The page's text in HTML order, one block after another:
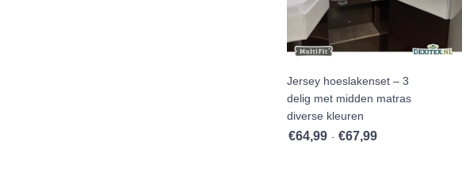
Jersey hoeslakenset – 3
delig met midden matras
diverse kleuren
€64,99 - €67,99 Prijsklasse: €64,99